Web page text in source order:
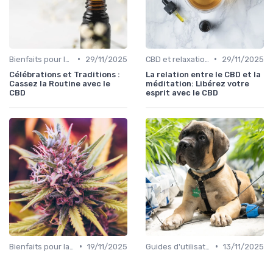
•
29/11/2025
Célébrations et Traditions :
Cassez la Routine avec le
CBD
•
29/11/2025
La relation entre le CBD et la
méditation: Libérez votre
esprit avec le CBD
• 19/11/2025
• 13/11/2025